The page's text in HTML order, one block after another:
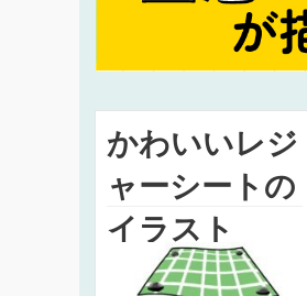
かわいいレジ
ャーシートの
イラスト